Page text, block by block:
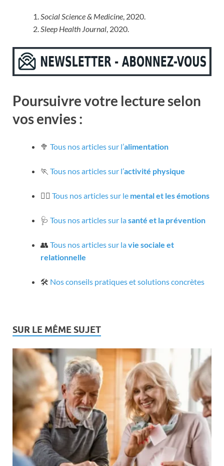
Social Science & Medicine, 2020.
Sleep Health Journal, 2020.
Poursuivre votre lecture selon
vos envies :
🥦 Tous nos articles sur l’alimentation
🏃 Tous nos articles sur l’activité physique
🧘‍♀️ Tous nos articles sur le mental et les émotions
🩺 Tous nos articles sur lasanté et la prévention
👥 Tous nos articles sur lavie sociale et
relationnelle
🛠️ Nos conseils pratiques et solutions concrètes
SUR LE MÊME SUJET